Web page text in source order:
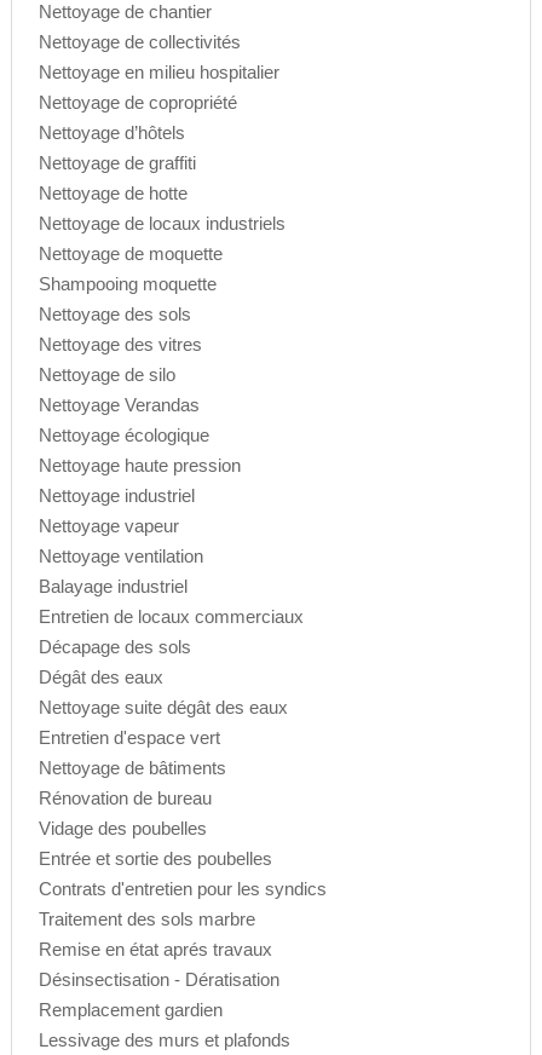
Nettoyage de chantier
Nettoyage de collectivités
Nettoyage en milieu hospitalier
Nettoyage de copropriété
Nettoyage d’hôtels
Nettoyage de graffiti
Nettoyage de hotte
Nettoyage de locaux industriels
Nettoyage de moquette
Shampooing moquette
Nettoyage des sols
Nettoyage des vitres
Nettoyage de silo
Nettoyage Verandas
Nettoyage écologique
Nettoyage haute pression
Nettoyage industriel
Nettoyage vapeur
Nettoyage ventilation
Balayage industriel
Entretien de locaux commerciaux
Décapage des sols
Dégât des eaux
Nettoyage suite dégât des eaux
Entretien d'espace vert
Nettoyage de bâtiments
Rénovation de bureau
Vidage des poubelles
Entrée et sortie des poubelles
Contrats d'entretien pour les syndics
Traitement des sols marbre
Remise en état aprés travaux
Désinsectisation - Dératisation
Remplacement gardien
Lessivage des murs et plafonds